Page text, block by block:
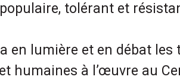
tolérant et
en lumière et en débat
humaines à l’œuvre au